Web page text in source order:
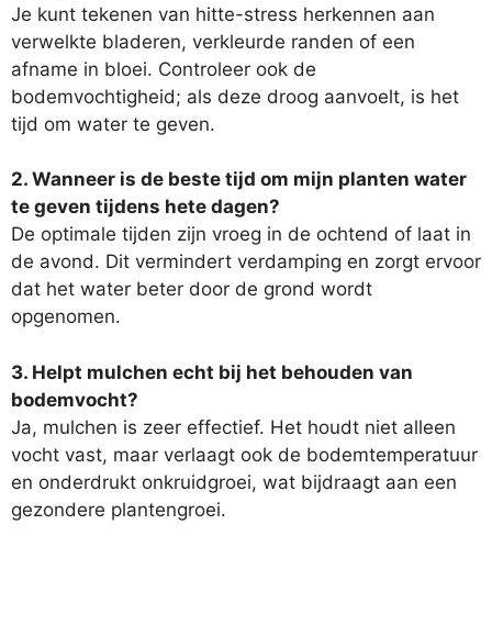
Je kunt tekenen van hitte-stress herkennen aan
verwelkte bladeren, verkleurde randen of een
afname in bloei. Controleer ook de
bodemvochtigheid; als deze droog aanvoelt, is het
tijd om water te geven.
2. Wanneer is de beste tijd om mijn planten water
te geven tijdens hete dagen?
De optimale tijden zijn vroeg in de ochtend of laat in
de avond. Dit vermindert verdamping en zorgt ervoor
dat het water beter door de grond wordt
opgenomen.
3. Helpt mulchen echt bij het behouden van
bodemvocht?
Ja, mulchen is zeer effectief. Het houdt niet alleen
vocht vast, maar verlaagt ook de bodemtemperatuur
en onderdrukt onkruidgroei, wat bijdraagt aan een
gezondere plantengroei.